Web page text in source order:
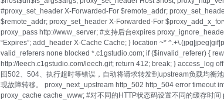
#proxy_set_header X-Forwarded-For $remote_addr;
$remote_addr; proxy_set_header X-Forwarded-For
proxy_pass http://www_server; #支持后台expires
“Expires”; add_header X-Cache Cache; } location ~*
valid_referers none blocked *.c1gstudio.com; if ($invalid_referer) {
http://leech.c1gstudio.com/leech.gif; return 412; break; } access_log
回502、504、执行超时等错误，自动将请求转发到upstream负载均衡
现故障转移。 proxy_next_upstream http_502 http_504 error timeout
proxy_cache cache_www; #对不同的HTTP状态码设置不同的缓存时